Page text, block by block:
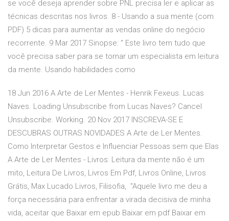
se você deseja aprender sobre PNL precisa ler e aplicar as
técnicas descritas nos livros. 8 - Usando a sua mente (com
PDF) 5 dicas para aumentar as vendas online do negócio
recorrente. 9 Mar 2017 Sinopse: " Este livro tem tudo que
você precisa saber para se tornar um especialista em leitura
da mente. Usando habilidades como
18 Jun 2016 A Arte de Ler Mentes - Henrik Fexeus. Lucas
Naves. Loading Unsubscribe from Lucas Naves? Cancel
Unsubscribe. Working. 20 Nov 2017 INSCREVA-SE E
DESCUBRAS OUTRAS NOVIDADES A Arte de Ler Mentes.
Como Interpretar Gestos e Influenciar Pessoas sem que Elas
A Arte de Ler Mentes - Livros: Leitura da mente não é um
mito, Leitura De Livros, Livros Em Pdf, Livros Online, Livros
Grátis, Max Lucado Livros, Filisofia, "Aquele livro me deu a
força necessária para enfrentar a virada decisiva de minha
vida, aceitar que Baixar em epub Baixar em pdf Baixar em